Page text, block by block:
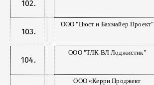
ООО "Цюст и Бахмайер Проект"
ООО "ТЛК ВЛ Лоджистик"
OOO «Керри Проджект